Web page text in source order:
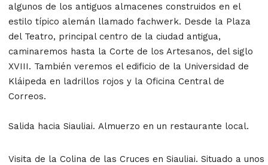
algunos de los antiguos almacenes construidos en el
estilo típico alemán llamado fachwerk. Desde la Plaza
del Teatro, principal centro de la ciudad antigua,
caminaremos hasta la Corte de los Artesanos, del siglo
XVIII. También veremos el edificio de la Universidad de
Kláipeda en ladrillos rojos y la Oficina Central de
Correos.
Salida hacia Siauliai. Almuerzo en un restaurante local.
Visita de la Colina de las Cruces en Siauliai. Situado a unos